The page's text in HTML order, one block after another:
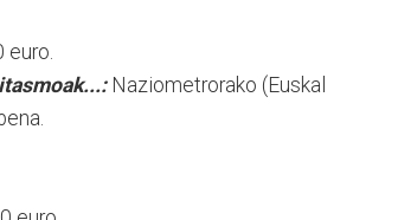
Naziometrorako (Euskal